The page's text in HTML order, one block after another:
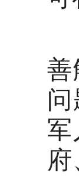
善
军